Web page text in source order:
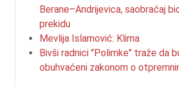
Berane–Andrijevica, saobraćaj
prekidu
Mevlija Islamović: Klima
Bivši radnici "Polimke" traže da
obuhvaćeni zakonom o